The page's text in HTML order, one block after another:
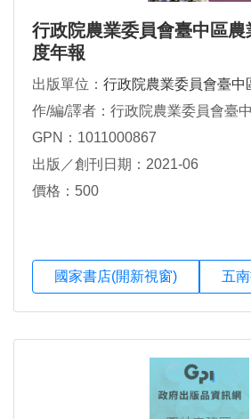
行政院農業委員會臺中區
度年報
出版單位： 行政院農業委員會臺中
作/編/譯者：行政院農業委員會臺
GPN：1011000867
出版／創刊日期：2021-06
價格：500
國家書店(開新視窗) 五